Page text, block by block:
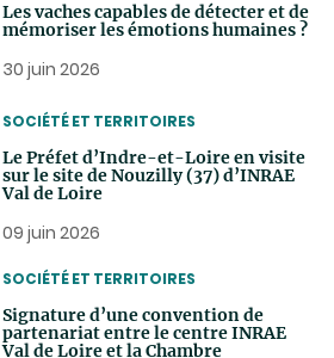
Les vaches capables de détecter et de
mémoriser les émotions humaines ?
30 juin 2026
THEMATIC
SOCIÉTÉ ET TERRITOIRES
Le Préfet d’Indre-et-Loire en visite
sur le site de Nouzilly (37) d’INRAE
Val de Loire
09 juin 2026
THEMATIC
SOCIÉTÉ ET TERRITOIRES
Signature d’une convention de
partenariat entre le centre INRAE
Val de Loire et la Chambre